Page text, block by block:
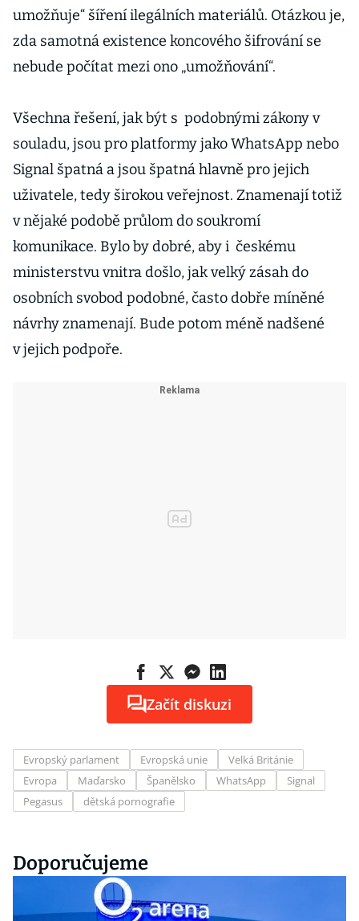
umožňuje“ šíření ilegálních materiálů. Otázkou je,
zda samotná existence koncového šifrování se
nebude počítat mezi ono „umožňování“.
Všechna řešení, jak být s podobnými zákony v
souladu, jsou pro platformy jako WhatsApp nebo
Signal špatná a jsou špatná hlavně pro jejich
uživatele, tedy širokou veřejnost. Znamenají totiž
v nějaké podobě průlom do soukromí
komunikace. Bylo by dobré, aby i českému
ministerstvu vnitra došlo, jak velký zásah do
osobních svobod podobné, často dobře míněné
návrhy znamenají. Bude potom méně nadšené
v jejich podpoře.
Začít diskuzi
Evropský parlament Evropská unie
Velká Británie
Evropa
Maďarsko Španělsko WhatsApp
Signal
Pegasus
dětská pornografie
Doporučujeme